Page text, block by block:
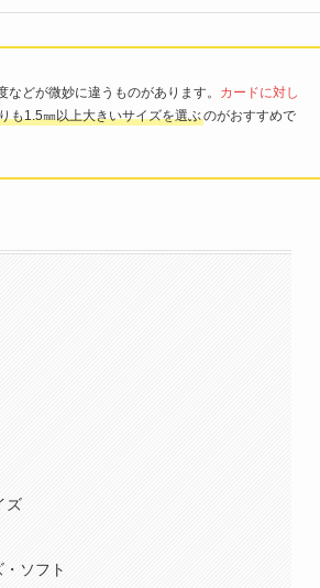
どが微妙に違うものがあります。 カードに対し
も1.5㎜以上大きいサイズを選ぶのがおすすめで
ズ
ソフト